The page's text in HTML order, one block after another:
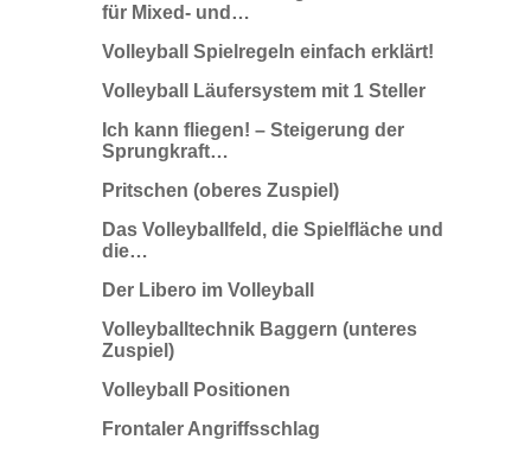
für Mixed- und…
Volleyball Spielregeln einfach erklärt!
Volleyball Läufersystem mit 1 Steller
Ich kann fliegen! – Steigerung der
Sprungkraft…
Pritschen (oberes Zuspiel)
Das Volleyballfeld, die Spielfläche und
die…
Der Libero im Volleyball
Volleyballtechnik Baggern (unteres
Zuspiel)
Volleyball Positionen
Frontaler Angriffsschlag